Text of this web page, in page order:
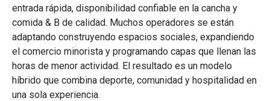
entrada rápida, disponibilidad confiable en la cancha y
comida & B de calidad. Muchos operadores se están
adaptando construyendo espacios sociales, expandiendo
el comercio minorista y programando capas que llenan las
horas de menor actividad. El resultado es un modelo
híbrido que combina deporte, comunidad y hospitalidad en
una sola experiencia.